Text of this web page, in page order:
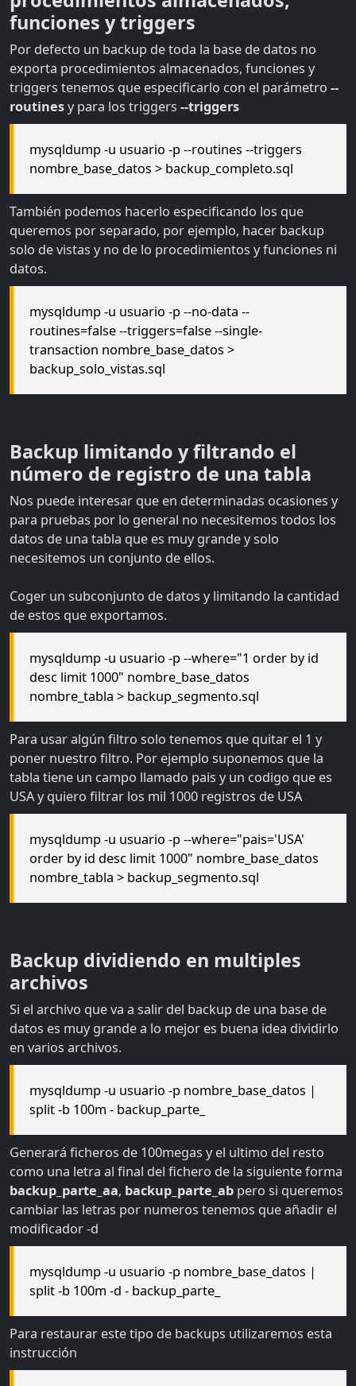
funciones y triggers
Por defecto un backup de toda la base de datos no
exporta procedimientos almacenados, funciones y
triggers tenemos que especificarlo con el parámetro --
routinesy para los triggers --triggers
mysqldump -u usuario -p --routines --triggers
nombre_base_datos > backup_completo.sql
También podemos hacerlo especificando los que
queremos por separado, por ejemplo, hacer backup
solo de vistas y no de lo procedimientos y funciones ni
datos.
mysqldump -u usuario -p --no-data --
routines=false --triggers=false --single-
transaction nombre_base_datos >
backup_solo_vistas.sql
Backup limitando y filtrando el
número de registro de una tabla
Nos puede interesar que en determinadas ocasiones y
para pruebas por lo general no necesitemos todos los
datos de una tabla que es muy grande y solo
necesitemos un conjunto de ellos.
Coger un subconjunto de datos y limitando la cantidad
de estos que exportamos.
mysqldump -u usuario -p --where="1 order by id
desc limit 1000" nombre_base_datos
nombre_tabla > backup_segmento.sql
Para usar algún filtro solo tenemos que quitar el 1 y
poner nuestro filtro. Por ejemplo suponemos que la
tabla tiene un campo llamado pais y un codigo que es
USA y quiero filtrar los mil 1000 registros de USA
mysqldump -u usuario -p --where="pais='USA'
order by id desc limit 1000" nombre_base_datos
nombre_tabla > backup_segmento.sql
Backup dividiendo en multiples
archivos
Si el archivo que va a salir del backup de una base de
datos es muy grande a lo mejor es buena idea dividirlo
en varios archivos.
mysqldump -u usuario -p nombre_base_datos |
split -b 100m - backup_parte_
Generará ficheros de 100megas y el ultimo del resto
como una letra al final del fichero de la siguiente forma
backup_parte_aa, backup_parte_ab pero si queremos
cambiar las letras por numeros tenemos que añadir el
modificador -d
mysqldump -u usuario -p nombre_base_datos |
split -b 100m -d - backup_parte_
Para restaurar este tipo de backups utilizaremos esta
instrucción